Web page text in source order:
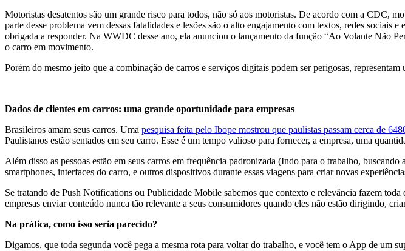
Motoristas desatentos são um grande risco para todos, não só aos motoristas. De acordo com a CDC,
parte desse problema vem dessas fatalidades e lesões são o alto engajamento com textos, redes
obrigada a responder. Na WWDC desse ano, ela anunciou o lançamento da função “Ao Volante Não
o carro em movimento.
Porém do mesmo jeito que a combinação de carros e serviços digitais podem ser perigosas, representam
Dados de clientes em carros: uma grande oportunidade para empresas
Brasileiros amam seus carros. Uma pesquisa feita pelo Ibope mostrou que paulistas passam cerca de
Paulistanos estão sentados em seu carro. Esse é um tempo valioso para fornecer, a empresa, uma
Além disso as pessoas estão em seus carros em frequência padronizada (Indo para o trabalho,
smartphones, interfaces do carro, e outros dispositivos durante essas viagens para criar novas
Se tratando de Push Notifications ou Publicidade Mobile sabemos que contexto e relevância fazem
empresas enviar conteúdo nunca tão relevante a seus consumidores quando eles não estão dirigindo,
Na prática, como isso seria parecido?
Digamos, que toda segunda você pega a mesma rota para voltar do trabalho, e você tem o App de um